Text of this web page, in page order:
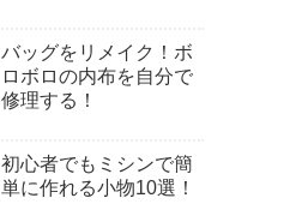
バッグをリメイク！ボ
ロボロの内布を自分で
修理する！
初心者でもミシンで簡
単に作れる小物10選！